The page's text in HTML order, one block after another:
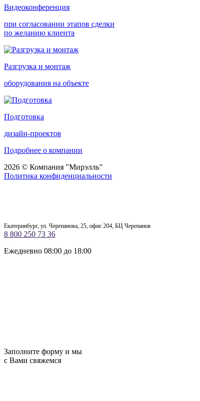
Видеоконференция
при согласовании этапов сделки
по желанию клиента
Разгрузка и монтаж
оборудования на объекте
Подготовка
дизайн-проектов
Подробнее о компании
2026 © Компания "Мирэлль"
Политика конфиденциальности
Екатеринбург, ул. Черепанова, 25, офис 204, БЦ Черепанов
8 800 250 73 36
Ежедневно 08:00 до 18:00
Заполните форму и мы
с Вами свяжемся